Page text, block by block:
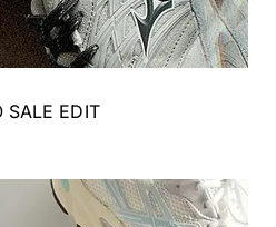
SALE EDIT